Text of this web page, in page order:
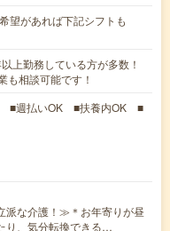
望があれば下記シフトも
上勤務している方が多数！
も相談可能です！
■週払いOK ■扶養内OK ■
派な介護！≫＊お年寄りが昼
り、気分転換できる…